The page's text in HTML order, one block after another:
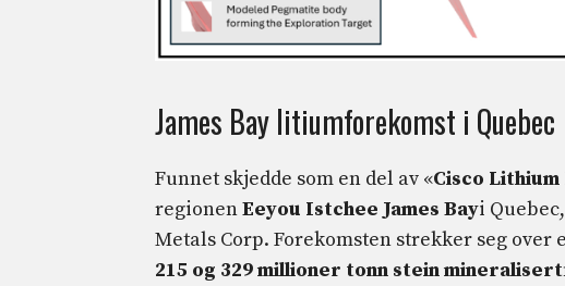
James Bay litiumforekomst i Quebec
Funnet skjedde som en del av «Cisco
regionenEeyou Istchee James Bayi
Metals Corp. Forekomsten strekker seg over
215 og 329 millioner tonn steinmineralisert